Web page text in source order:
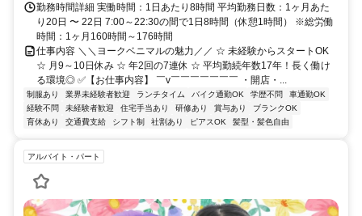
勤務時間詳細 実働時間：1日あたり8時間 平均勤務日数：1ヶ月あた
り20日 〜 22日 7:00～22:30の間で1日8時間（休憩1時間） ※総労働
時間：1ヶ月160時間～176時間
仕事内容 ＼＼ヨークベニマルの魅力／／ ☆ 未経験からスタートOK
☆ 月9～10日休み ☆ 年2回の7連休 ☆ 平均勤続年数17年！長く働け
る環境◎ ✅【お仕事内容】 ￣v￣￣￣￣￣￣￣ ・開店・...
制服あり 業界未経験者歓迎 ランチタイム バイク通勤OK 学歴不問
車通勤OK
経験不問
未経験者歓迎 住宅手当あり 研修あり 賞与あり
ブランクOK
育休あり
交通費支給 シフト制 社割あり ピアスOK 髪型・髪色自由
アルバイト・パート